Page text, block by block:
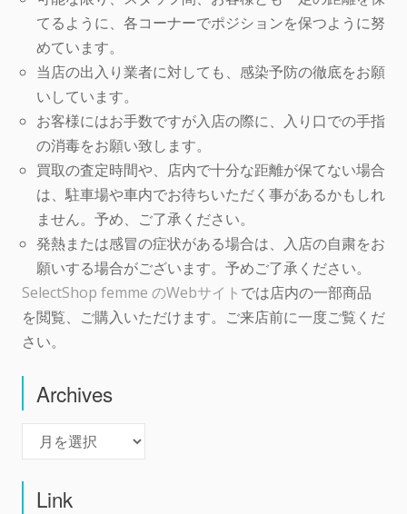
てるように、各コーナーでポジションを保つように努
めています。
当店の出入り業者に対しても、感染予防の徹底をお願
いしています。
お客様にはお手数ですが入店の際に、入り口での手指
の消毒をお願い致します。
買取の査定時間や、店内で十分な距離が保てない場合
は、駐車場や車内でお待ちいただく事があるかもしれ
ません。予め、ご了承ください。
発熱または感冒の症状がある場合は、入店の自粛をお
願いする場合がございます。予めご了承ください。
SelectShop femme のWebサイト では店内の一部商品
を閲覧、ご購入いただけます。ご来店前に一度ご覧くだ
さい。
Archives
Link